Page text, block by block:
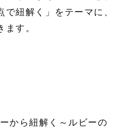
紐解く」をテーマに、
ます。
から紐解く～ルビーの